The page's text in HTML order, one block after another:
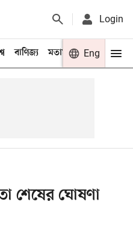
Login
বাণিজ্য মতামত খেলা
Eng
শেষের ঘোষণা